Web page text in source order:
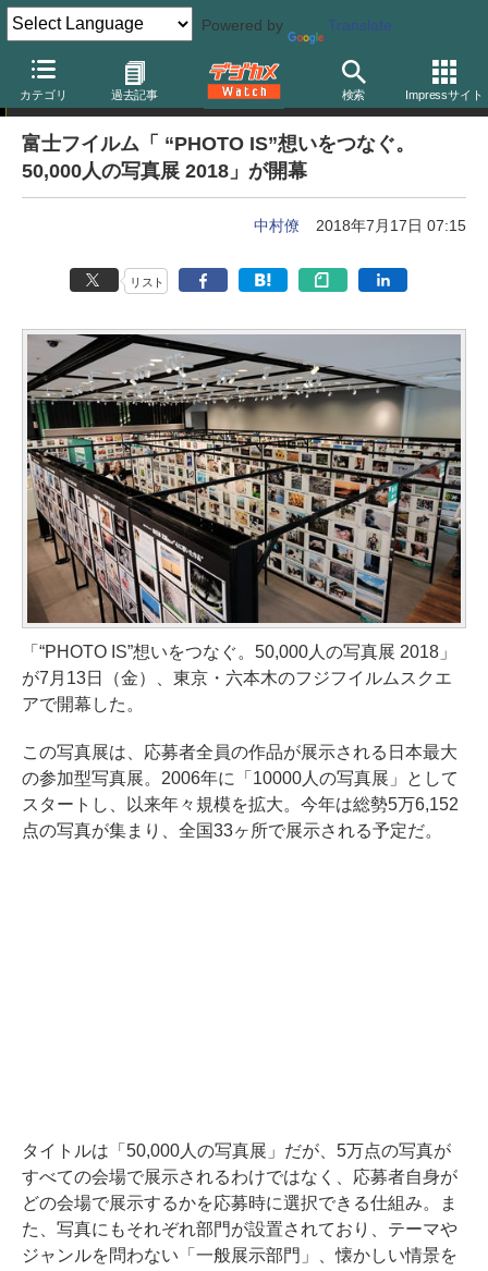
Powered by Translate
カテゴリ 過去記事 検索 Impressサイト
写真展レポート
富士フイルム「 “PHOTO IS”想いをつなぐ。
50,000人の写真展 2018」が開幕
中村僚 2018年7月17日 07:15
リスト
「“PHOTO IS”想いをつなぐ。50,000人の写真展 2018」
が7月13日（金）、東京・六本木のフジフイルムスクエ
アで開幕した。
この写真展は、応募者全員の作品が展示される日本最大
の参加型写真展。2006年に「10000人の写真展」として
スタートし、以来年々規模を拡大。今年は総勢5万6,152
点の写真が集まり、全国33ヶ所で展示される予定だ。
タイトルは「50,000人の写真展」だが、5万点の写真が
すべての会場で展示されるわけではなく、応募者自身が
どの会場で展示するかを応募時に選択できる仕組み。ま
た、写真にもそれぞれ部門が設置されており、テーマや
ジャンルを問わない「一般展示部門」、懐かしい情景を